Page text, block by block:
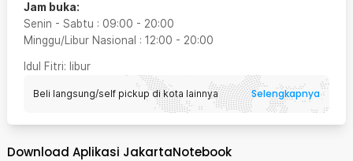
Jam buka:
Senin - Sabtu : 09:00 - 20:00
Minggu/Libur Nasional : 12:00 - 20:00
Idul Fitri: libur
Beli langsung/self pickup di kota lainnya Selengkapnya
Download Aplikasi JakartaNotebook